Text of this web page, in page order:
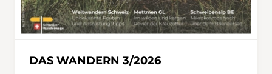
DAS WANDERN 3/2026